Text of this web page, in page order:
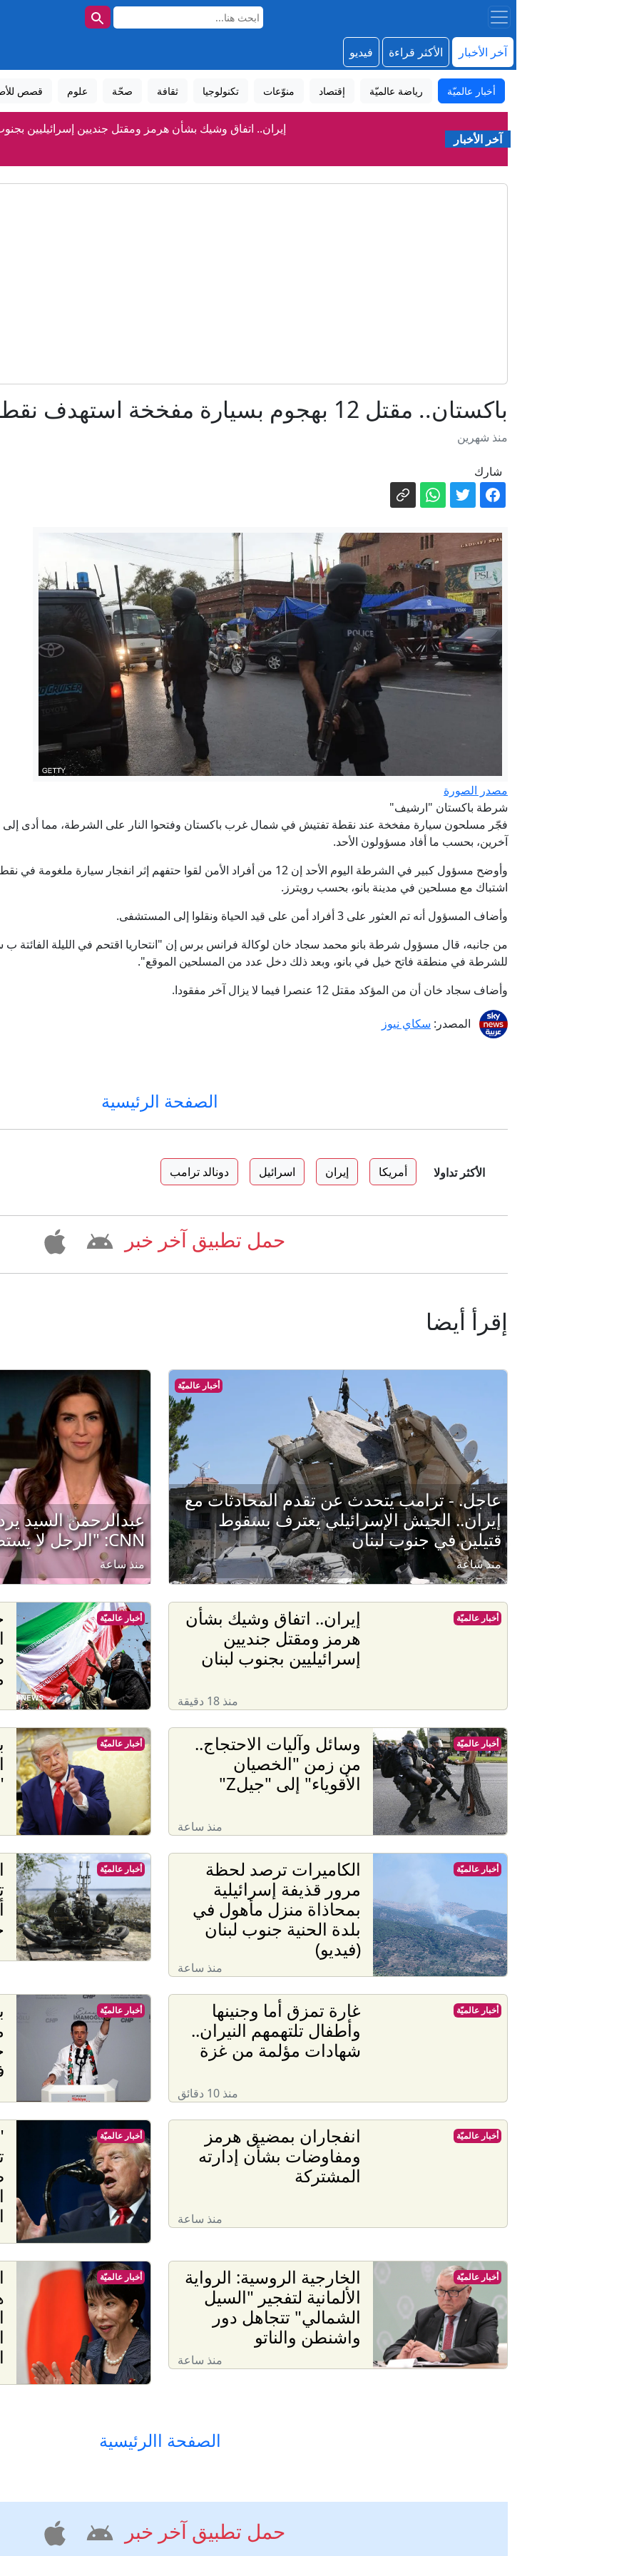
آخر الأخبار الأكثر قراءة فيديو
أخبار عالميّة رياضة عالميّة إقتصاد منوّعات تكنولوجيا ثقافة صحّة علوم قصص
آخر الأخبار
إيران.. اتفاق وشيك بشأن هرمز ومقتل جنديين إسرائيليين
حرب إيران: سماع دوي انفجارين في هرمز، طهران ومسقط تقتربان من
غارة تمزق أما وجنينها وأطفال تلتهمهم النيران.. شهادات
مقتل جنديين إسرائيليين وإصابة 4 في جنوب لبنان
كيف ينظر أطراف الصراع للاتفاق المرتقب بشأن
الدفاع الروسية: ضربنا سفينتين محملتين بشحنات عسكرية قبالة
"كأني حفرت قبري بيدي": هل يغيّر الذكاء الاصطناعي مصير آلاف
اليابان تحيي ذكرى هيروشيما بدعوة إلى نزع السلاح النووي وتتجنب الإشارة
إيران وسلطنة عُمان تقتربان من اتفاق بشأن هرمز.. إليكم آخر
"يكره اليهود وإسرائيل".. ترامب يشن "هجوماً لاذعاً" ضد عبدالرحمن السيد الفائز
باكستان.. مقتل 12 بهجوم بسيارة مفخخة استهدف نقطة تفتيش
منذ شهرين
شارك
مصدر الصورة
شرطة باكستان "ارشيف"
آخرين، بحسب ما أفاد مسؤولون الأحد.
وأوضح مسؤول كبير في الشرطة اليوم الأحد إن 12 من أفراد الأمن لقوا حتفهم إثر
اشتباك مع مسلحين في مدينة بانو، بحسب رويترز.
وأضاف المسؤول أنه تم العثور على 3 أفراد أمن على قيد الحياة ونقلوا إلى المستشفى.
من جانبه، قال مسؤول شرطة بانو محمد سجاد خان لوكالة فرانس برس إن "انتحاريا اقتحم في الليلة الفائتة
للشرطة في منطقة فاتح خيل في بانو، وبعد ذلك دخل عدد من المسلحين الموقع".
وأضاف سجاد خان أن من المؤكد مقتل 12 عنصرا فيما لا يزال آخر مفقودا.
المصدر: سكاي نيوز
الصفحة الرئيسية
الأكثر تداولا أمريكا إيران اسرائيل دونالد ترامب
حمل تطبيق آخر خبر
إقرأ أيضا
أخبار عالميّة
عاجل. - ترامب يتحدث عن تقدم المحادثات مع
إيران.. الجيش الإسرائيلي يعترف بسقوط
قتيلين في جنوب لبنان
منذ ساعة
عبدالرحمن السيد
CNN: "الرجل لا يستطيع التركيز"
منذ ساعة
إيران.. اتفاق وشيك بشأن
هرمز ومقتل جنديين
إسرائيليين بجنوب لبنان
منذ 18 دقيقة
أخبار عالميّة أخبار عالميّة
وسائل وآليات الاحتجاج..
من زمن "الخصيان
الأقوياء" إلى "جيلZ"
منذ ساعة
أخبار عالميّة أخبار عالميّة
الكاميرات ترصد لحظة
مرور قذيفة إسرائيلية
بمحاذاة منزل مأهول في
بلدة الحنية جنوب لبنان
(فيديو)
منذ ساعة
أخبار عالميّة أخبار عالميّة
غارة تمزق أما وجنينها
وأطفال تلتهمهم النيران..
شهادات مؤلمة من غزة
منذ 10 دقائق
أخبار عالميّة أخبار عالميّة
انفجاران بمضيق هرمز
ومفاوضات بشأن إدارته
المشتركة
منذ ساعة
أخبار عالميّة أخبار عالميّة
الخارجية الروسية: الرواية
الألمانية لتفجير "السيل
الشمالي" تتجاهل دور
واشنطن والناتو
منذ ساعة
أخبار عالميّة أخبار عالميّة
الصفحة االرئيسية
حمل تطبيق آخر خبر